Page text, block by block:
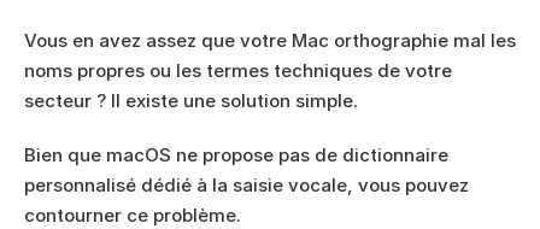
Vous en avez assez que votre Mac orthographie mal les
noms propres ou les termes techniques de votre
secteur ? Il existe une solution simple.
Bien que macOS ne propose pas de dictionnaire
personnalisé dédié à la saisie vocale, vous pouvez
contourner ce problème.